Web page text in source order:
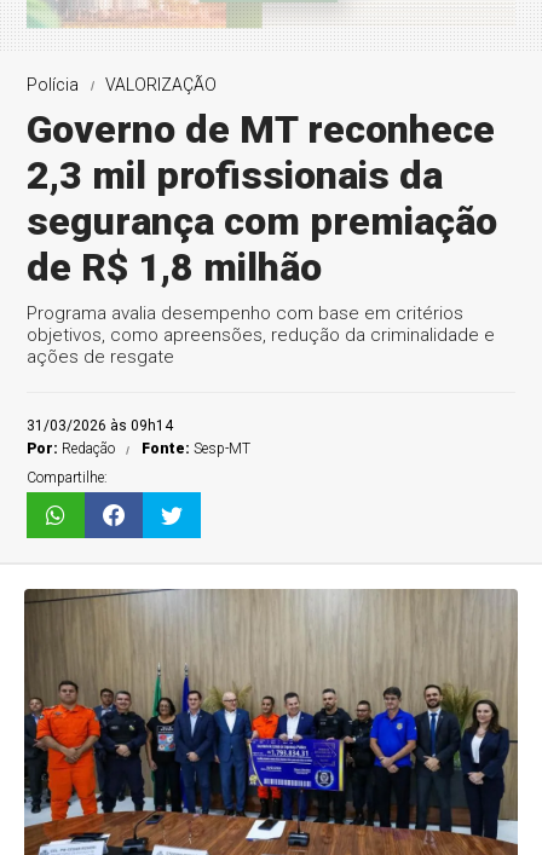
Polícia VALORIZAÇÃO
Governo de MT reconhece
2,3 mil profissionais da
segurança com premiação
de R$ 1,8 milhão
Programa avalia desempenho com base em critérios
objetivos, como apreensões, redução da criminalidade e
ações de resgate
31/03/2026 às 09h14
Por: Redação Fonte:Sesp-MT
Compartilhe: